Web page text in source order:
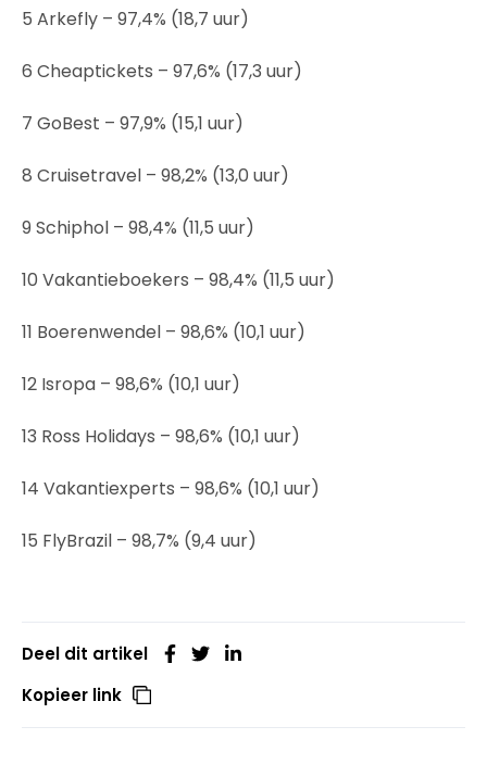
5 Arkefly – 97,4% (18,7 uur)
6 Cheaptickets – 97,6% (17,3 uur)
7 GoBest – 97,9% (15,1 uur)
8 Cruisetravel – 98,2% (13,0 uur)
9 Schiphol – 98,4% (11,5 uur)
10 Vakantieboekers – 98,4% (11,5 uur)
11 Boerenwendel – 98,6% (10,1 uur)
12 Isropa – 98,6% (10,1 uur)
13 Ross Holidays – 98,6% (10,1 uur)
14 Vakantiexperts – 98,6% (10,1 uur)
15 FlyBrazil – 98,7% (9,4 uur)
Deel dit artikel
Kopieer link